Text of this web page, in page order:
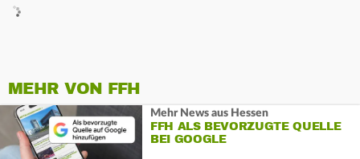
MEHR VON FFH
Mehr News aus Hessen
FFH ALS BEVORZUGTE QUELLE
BEI GOOGLE